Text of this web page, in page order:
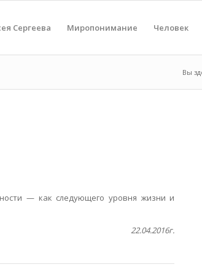
Сергеева Миропонимание Человек
Вы
— как следующего уровня жизни и
22.04.2016г.